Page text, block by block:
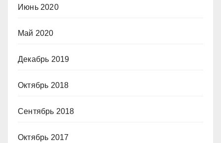
Июнь 2020
Май 2020
Декабрь 2019
Октябрь 2018
Сентябрь 2018
Октябрь 2017